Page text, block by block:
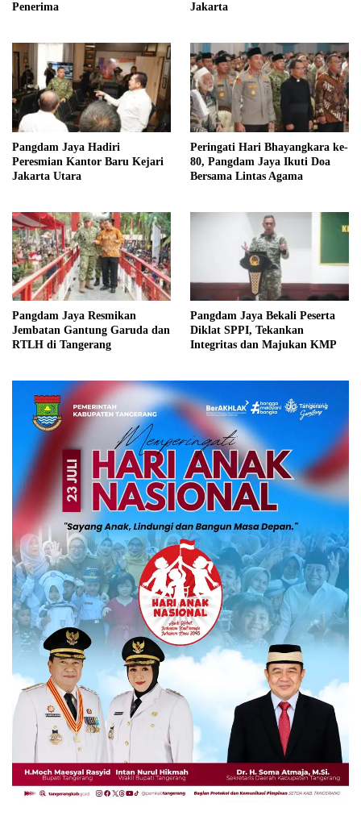
Penerima
Jakarta
Pangdam Jaya Hadiri
Peresmian Kantor Baru Kejari
Jakarta Utara
Peringati Hari Bhayangkara ke-
80, Pangdam Jaya Ikuti Doa
Bersama Lintas Agama
Pangdam Jaya Resmikan
Jembatan Gantung Garuda dan
RTLH di Tangerang
Pangdam Jaya Bekali Peserta
Diklat SPPI, Tekankan
Integritas dan Majukan KMP